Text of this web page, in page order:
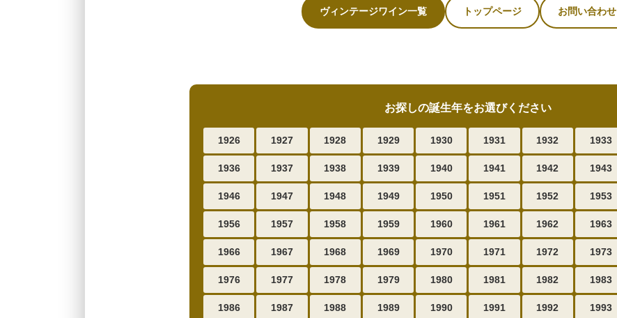
ヴィンテージワイン一覧 トップページ お問い合わせ
お探しの誕生年をお選びください
1926 1927 1928 1929 1930 1931 1932 1933
1936 1937 1938 1939 1940 1941 1942 1943
1946 1947 1948 1949 1950 1951 1952 1953
1956 1957 1958 1959 1960 1961 1962 1963
1966 1967 1968 1969 1970 1971 1972 1973
1976 1977 1978 1979 1980 1981 1982 1983
1986 1987 1988 1989 1990 1991 1992 1993